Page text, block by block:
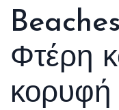
Φτέρη
κορυφή